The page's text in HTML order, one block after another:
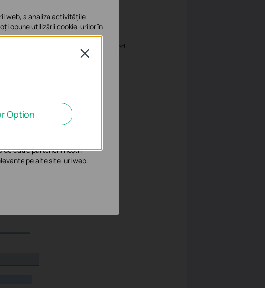
then check the “S-Condition”, set limited
Option
Close
web, a analiza activitățile
opune utilizării cookie-urilor în
.
fi dezactivate în sistemele tale
web a îmbunătăți și ajusta
de către partenerii noștri
pe alte site-uri web.